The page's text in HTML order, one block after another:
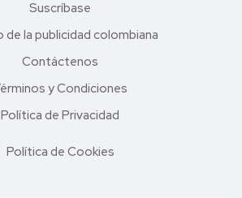
Suscríbase
de la publicidad colombiana
Contáctenos
y Condiciones
Política de Privacidad
Política de Cookies